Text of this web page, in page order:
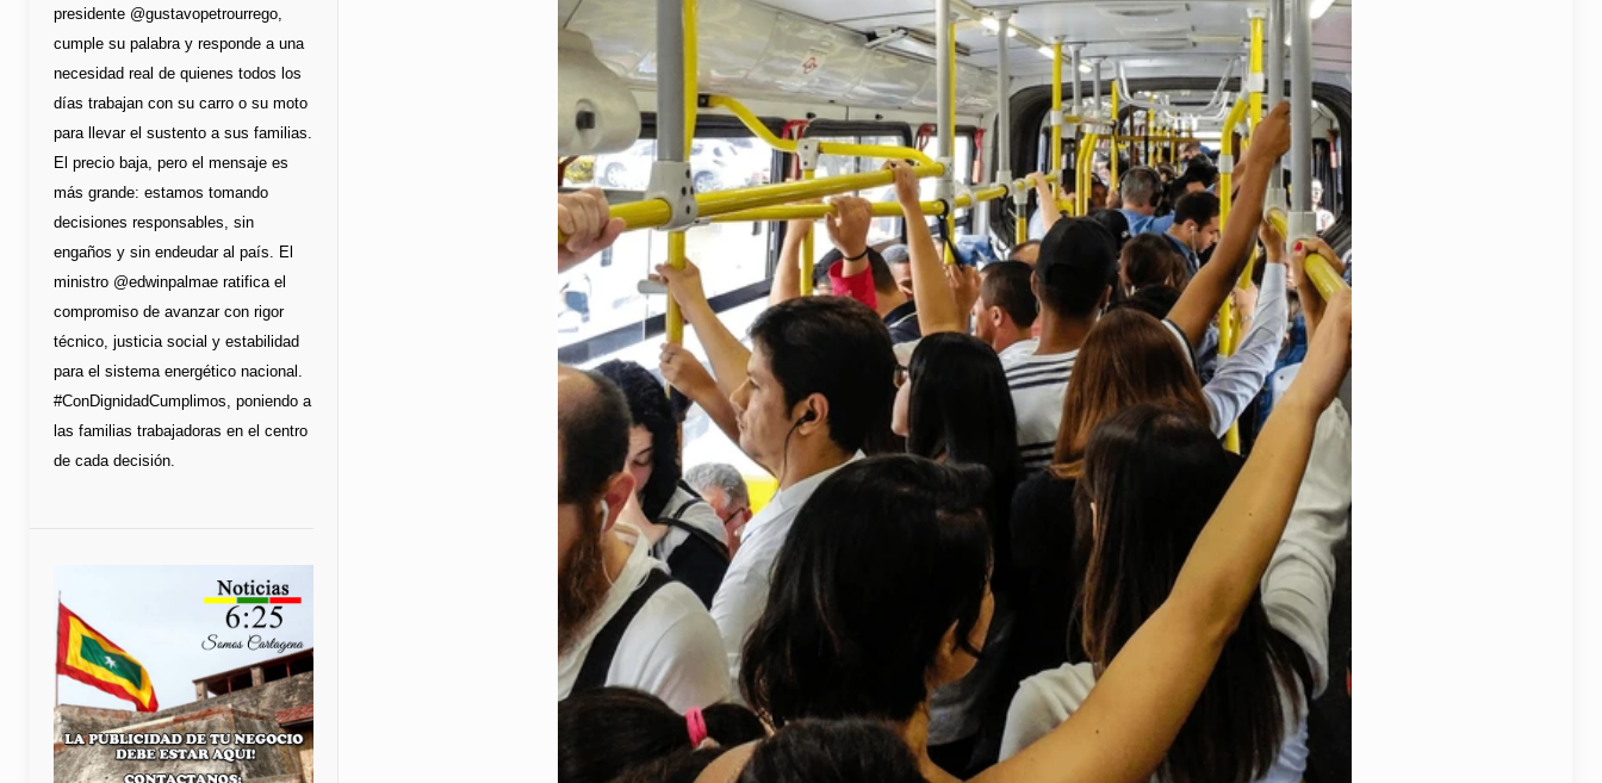
presidente @gustavopetrourrego,
cumple su palabra y responde a una
necesidad real de quienes todos los
días trabajan con su carro o su moto
para llevar el sustento a sus familias.
El precio baja, pero el mensaje es
más grande: estamos tomando
decisiones responsables, sin
engaños y sin endeudar al país. El
ministro @edwinpalmae ratifica el
compromiso de avanzar con rigor
técnico, justicia social y estabilidad
para el sistema energético nacional.
#ConDignidadCumplimos, poniendo a
las familias trabajadoras en el centro
de cada decisión.